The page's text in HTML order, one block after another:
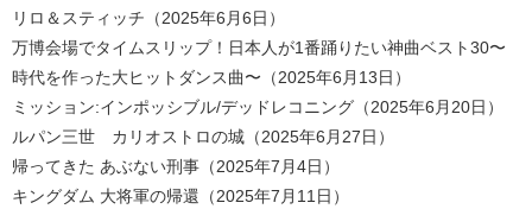
リロ＆スティッチ（2025年6月6日）
万博会場でタイムスリップ！日本人が1番踊りたい神曲ベスト30〜
時代を作った大ヒットダンス曲〜（2025年6月13日）
ミッション:インポッシブル/デッドレコニング（2025年6月20日）
ルパン三世 カリオストロの城（2025年6月27日）
帰ってきた あぶない刑事（2025年7月4日）
キングダム 大将軍の帰還（2025年7月11日）